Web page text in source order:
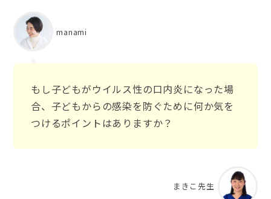
manami
もし子どもがウイルス性の口内炎になった場
合、子どもからの感染を防ぐために何か気を
つけるポイントはありますか？
まきこ先生